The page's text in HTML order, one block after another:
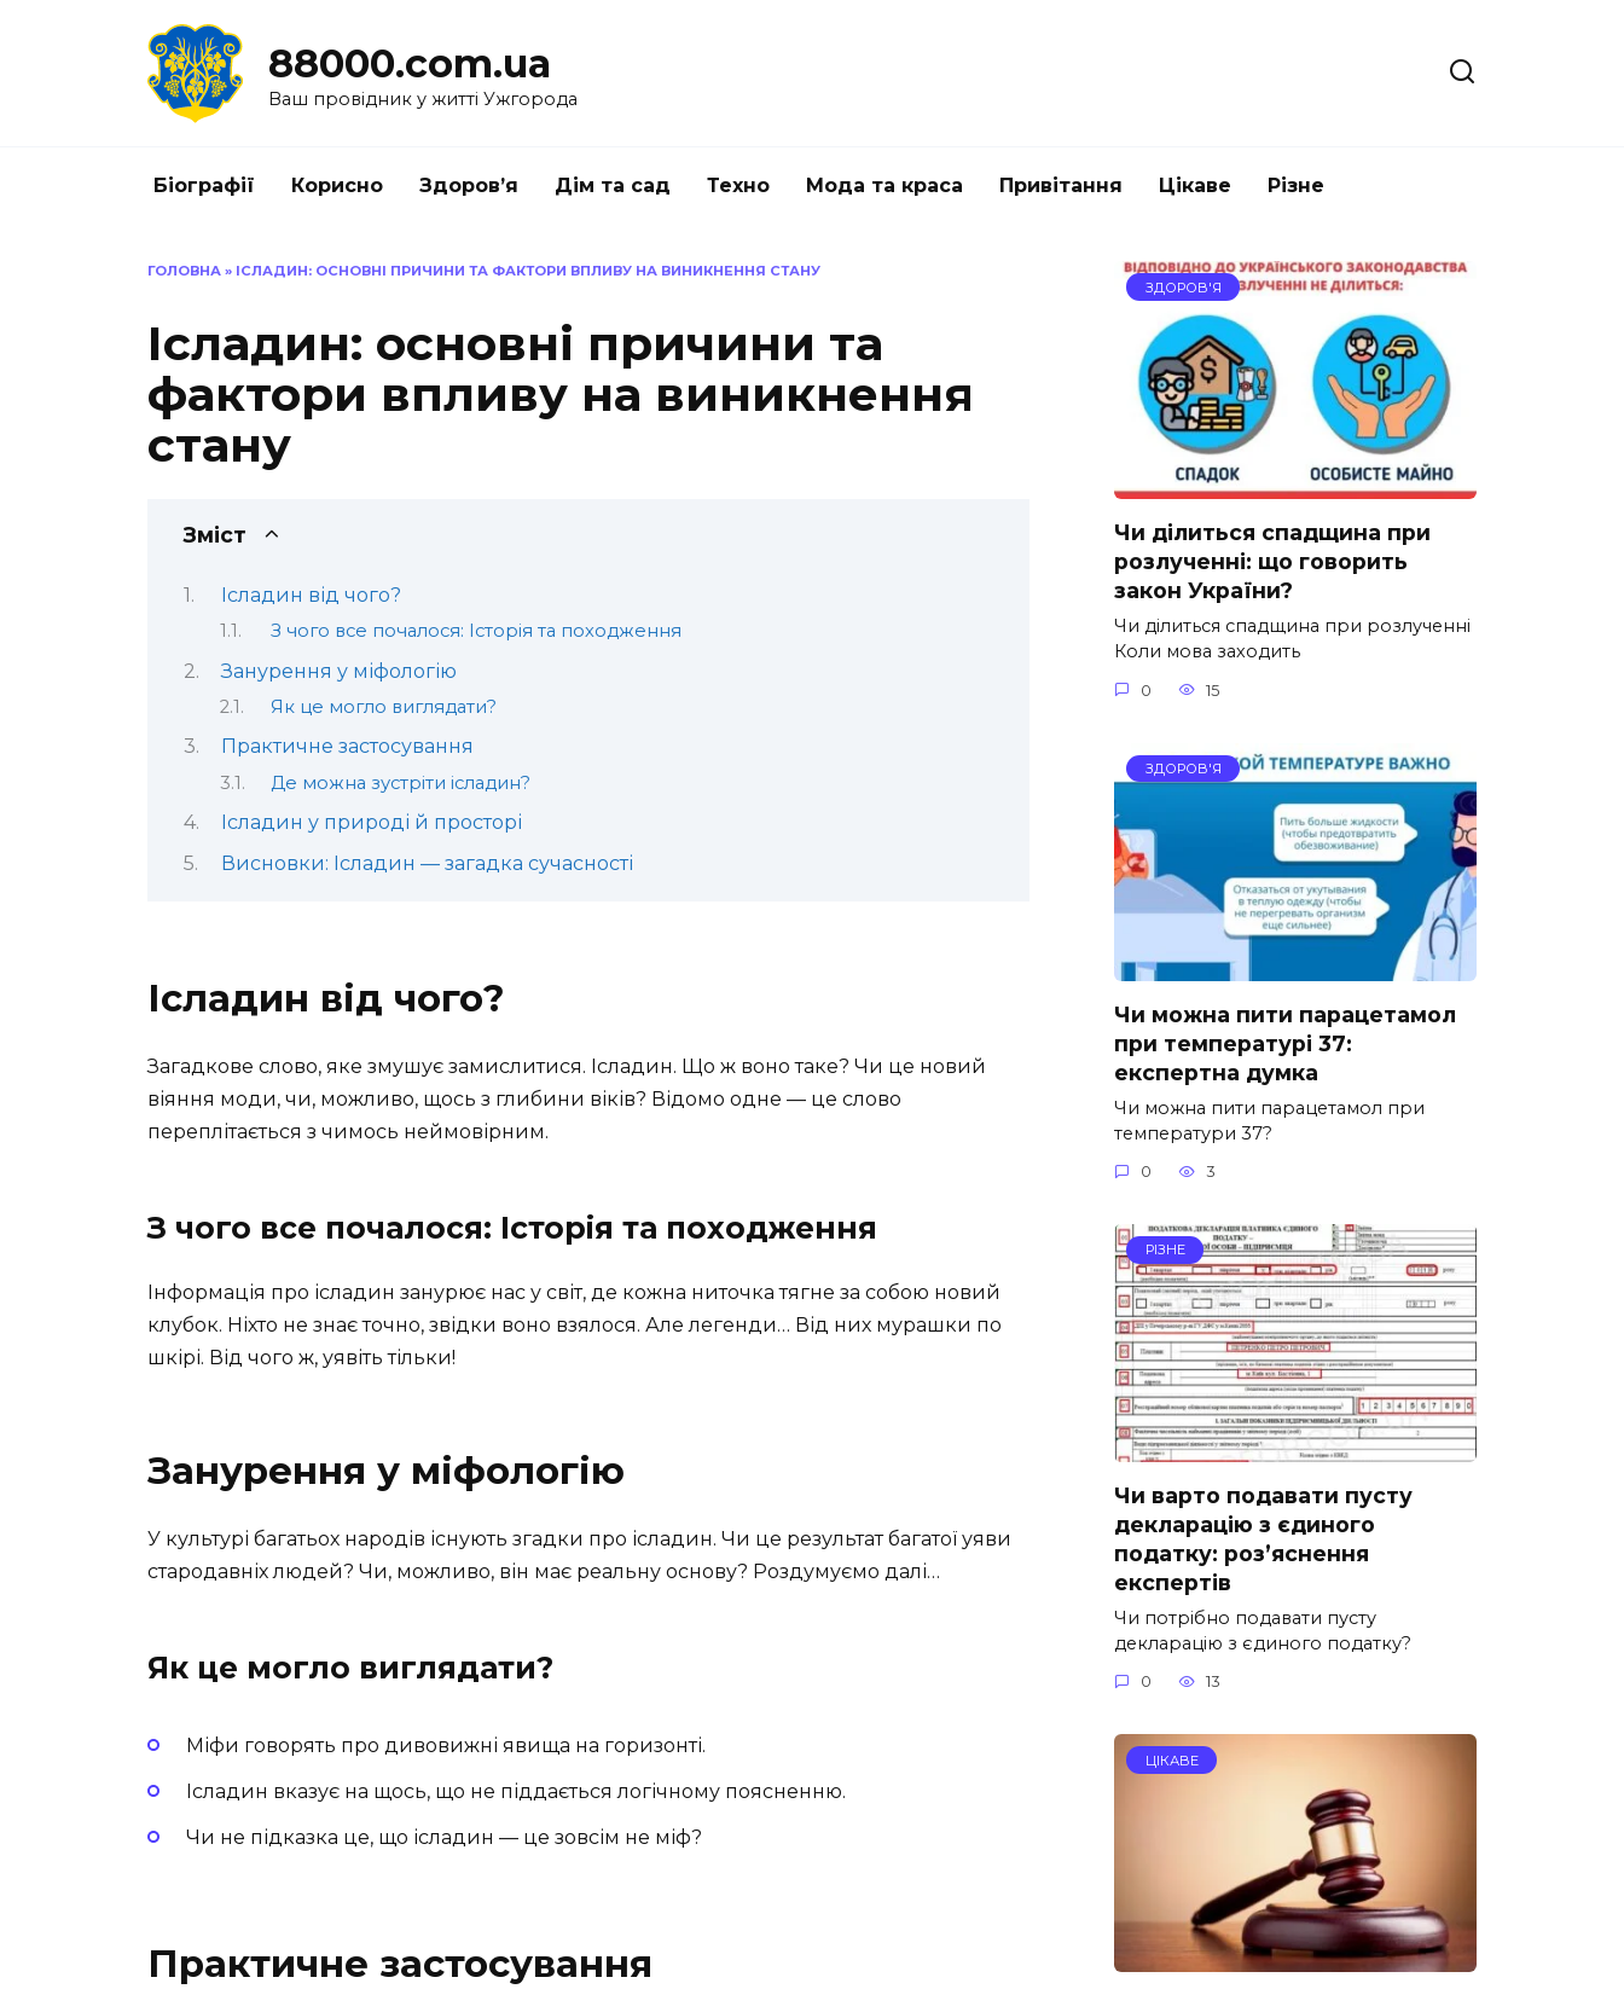
88000.com.ua
Ваш провідник у житті Ужгорода
Біографії Корисно Здоров’я Дім та сад Техно Мода та краса Привітання Цікаве Різне
ГОЛОВНА » ІСЛАДИН: ОСНОВНІ ПРИЧИНИ ТА ФАКТОРИ ВПЛИВУ НА ВИНИКНЕННЯ СТАНУ
Ісладин: основні причини та
фактори впливу на виникнення
стану
Зміст
Ісладин від чого?
З чого все почалося: Історія та походження
Занурення у міфологію
Як це могло виглядати?
Практичне застосування
Де можна зустріти ісладин?
Ісладин у природі й просторі
Висновки: Ісладин — загадка сучасності
Ісладин від чого?
Загадкове слово, яке змушує замислитися. Ісладин. Що ж воно таке? Чи це новий
віяння моди, чи, можливо, щось з глибини віків? Відомо одне — це слово
переплітається з чимось неймовірним.
З чого все почалося: Історія та походження
Інформація про ісладин занурює нас у світ, де кожна ниточка тягне за собою новий
клубок. Ніхто не знає точно, звідки воно взялося. Але легенди… Від них мурашки по
шкірі. Від чого ж, уявіть тільки!
Занурення у міфологію
У культурі багатьох народів існують згадки про ісладин. Чи це результат багатої уяви
стародавніх людей? Чи, можливо, він має реальну основу? Роздумуємо далі…
Як це могло виглядати?
Міфи говорять про дивовижні явища на горизонті.
Ісладин вказує на щось, що не піддається логічному поясненню.
Чи не підказка це, що ісладин — це зовсім не міф?
Практичне застосування
ЗДОРОВ'Я
Чи ділиться спадщина при
розлученні: що говорить
закон України?
Чи ділиться спадщина при розлученні
Коли мова заходить
0 15
ЗДОРОВ'Я
Чи можна пити парацетамол
при температурі 37:
експертна думка
Чи можна пити парацетамол при
температури 37?
0 3
РІЗНЕ
Чи варто подавати пусту
декларацію з єдиного
податку: роз’яснення
експертів
Чи потрібно подавати пусту
декларацію з єдиного податку?
0 13
ЦІКАВЕ